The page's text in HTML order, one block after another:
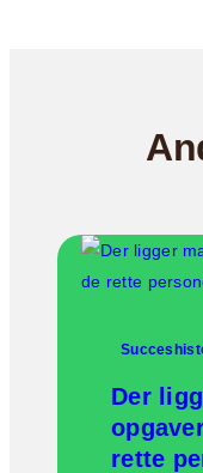
Der
rette